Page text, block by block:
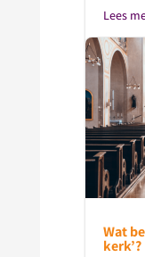
Lees
Wat
kerk’?